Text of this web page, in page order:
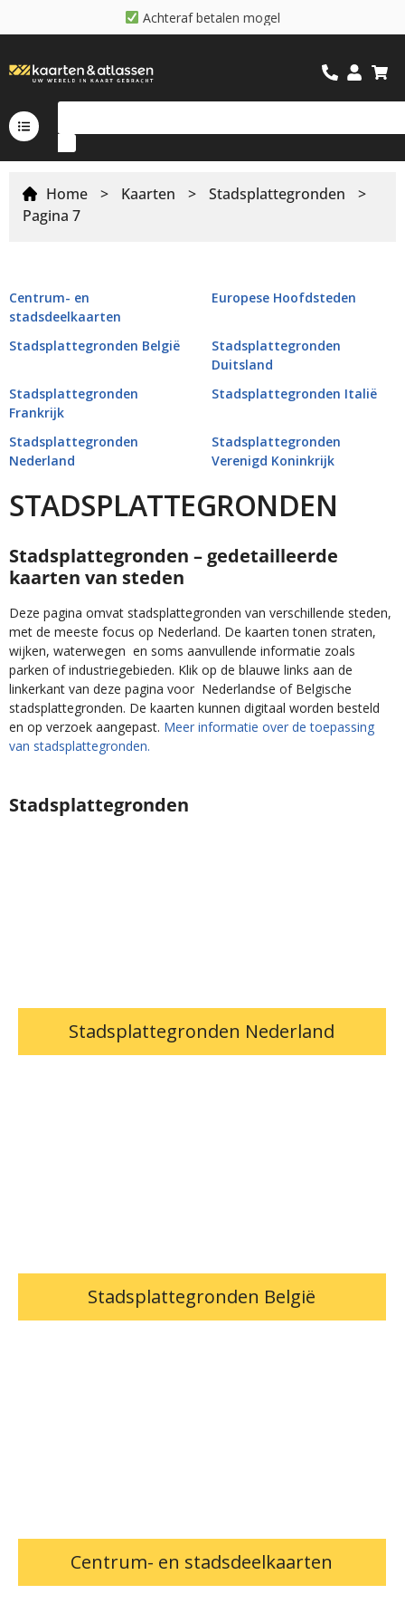
Achteraf betalen mogel
Home > Kaarten > Stadsplattegronden
>
Pagina 7
Centrum- en
stadsdeelkaarten
Europese Hoofdsteden
Stadsplattegronden België
Stadsplattegronden
Duitsland
Stadsplattegronden
Frankrijk
Stadsplattegronden Italië
Stadsplattegronden
Nederland
Stadsplattegronden
Verenigd Koninkrijk
STADSPLATTEGRONDEN
Stadsplattegronden – gedetailleerde
kaarten van steden
Deze pagina omvat stadsplattegronden van verschillende steden,
met de meeste focus op Nederland. De kaarten tonen straten,
wijken, waterwegen en soms aanvullende informatie zoals
parken of industriegebieden. Klik op de blauwe links aan de
linkerkant van deze pagina voor Nederlandse of Belgische
stadsplattegronden. De kaarten kunnen digitaal worden besteld
en op verzoek aangepast. Meer informatie over de toepassing
van stadsplattegronden.
Stadsplattegronden
Stadsplattegronden Nederland
Stadsplattegronden België
Centrum- en stadsdeelkaarten